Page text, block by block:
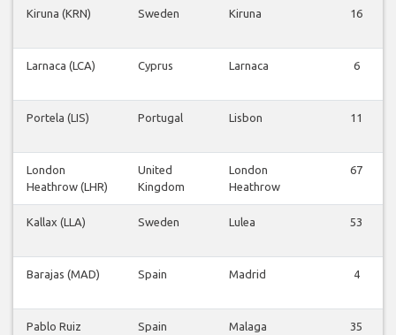
Kiruna (KRN) Sweden Kiruna 16
Larnaca (LCA) Cyprus Larnaca 6
Portela (LIS) Portugal Lisbon 11
London
Heathrow (LHR)
United
Kingdom
London
Heathrow
67
Kallax (LLA) Sweden Lulea 53
Barajas (MAD) Spain Madrid 4
Pablo Ruiz
Spain Malaga 35